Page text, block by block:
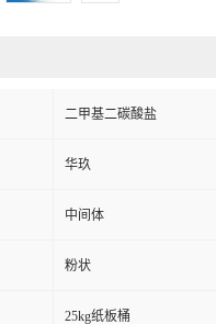
二甲基二碳酸盐
华玖
中间体
粉状
25kg纸板桶